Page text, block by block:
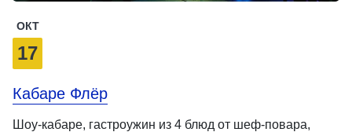
ОКТ
17
Кабаре Флёр
Шоу-кабаре, гастроужин из 4 блюд от шеф-повара,